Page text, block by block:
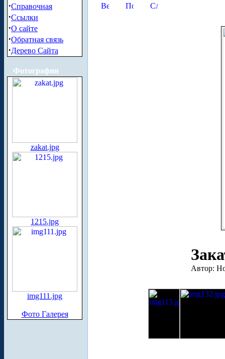
·Справочная
·Ссылки
·О сайте
·Обратная связь
·Дерево Сайта
Фотографии
zakat.jpg
1215.jpg
img111.jpg
Фото Галерея
Автор: